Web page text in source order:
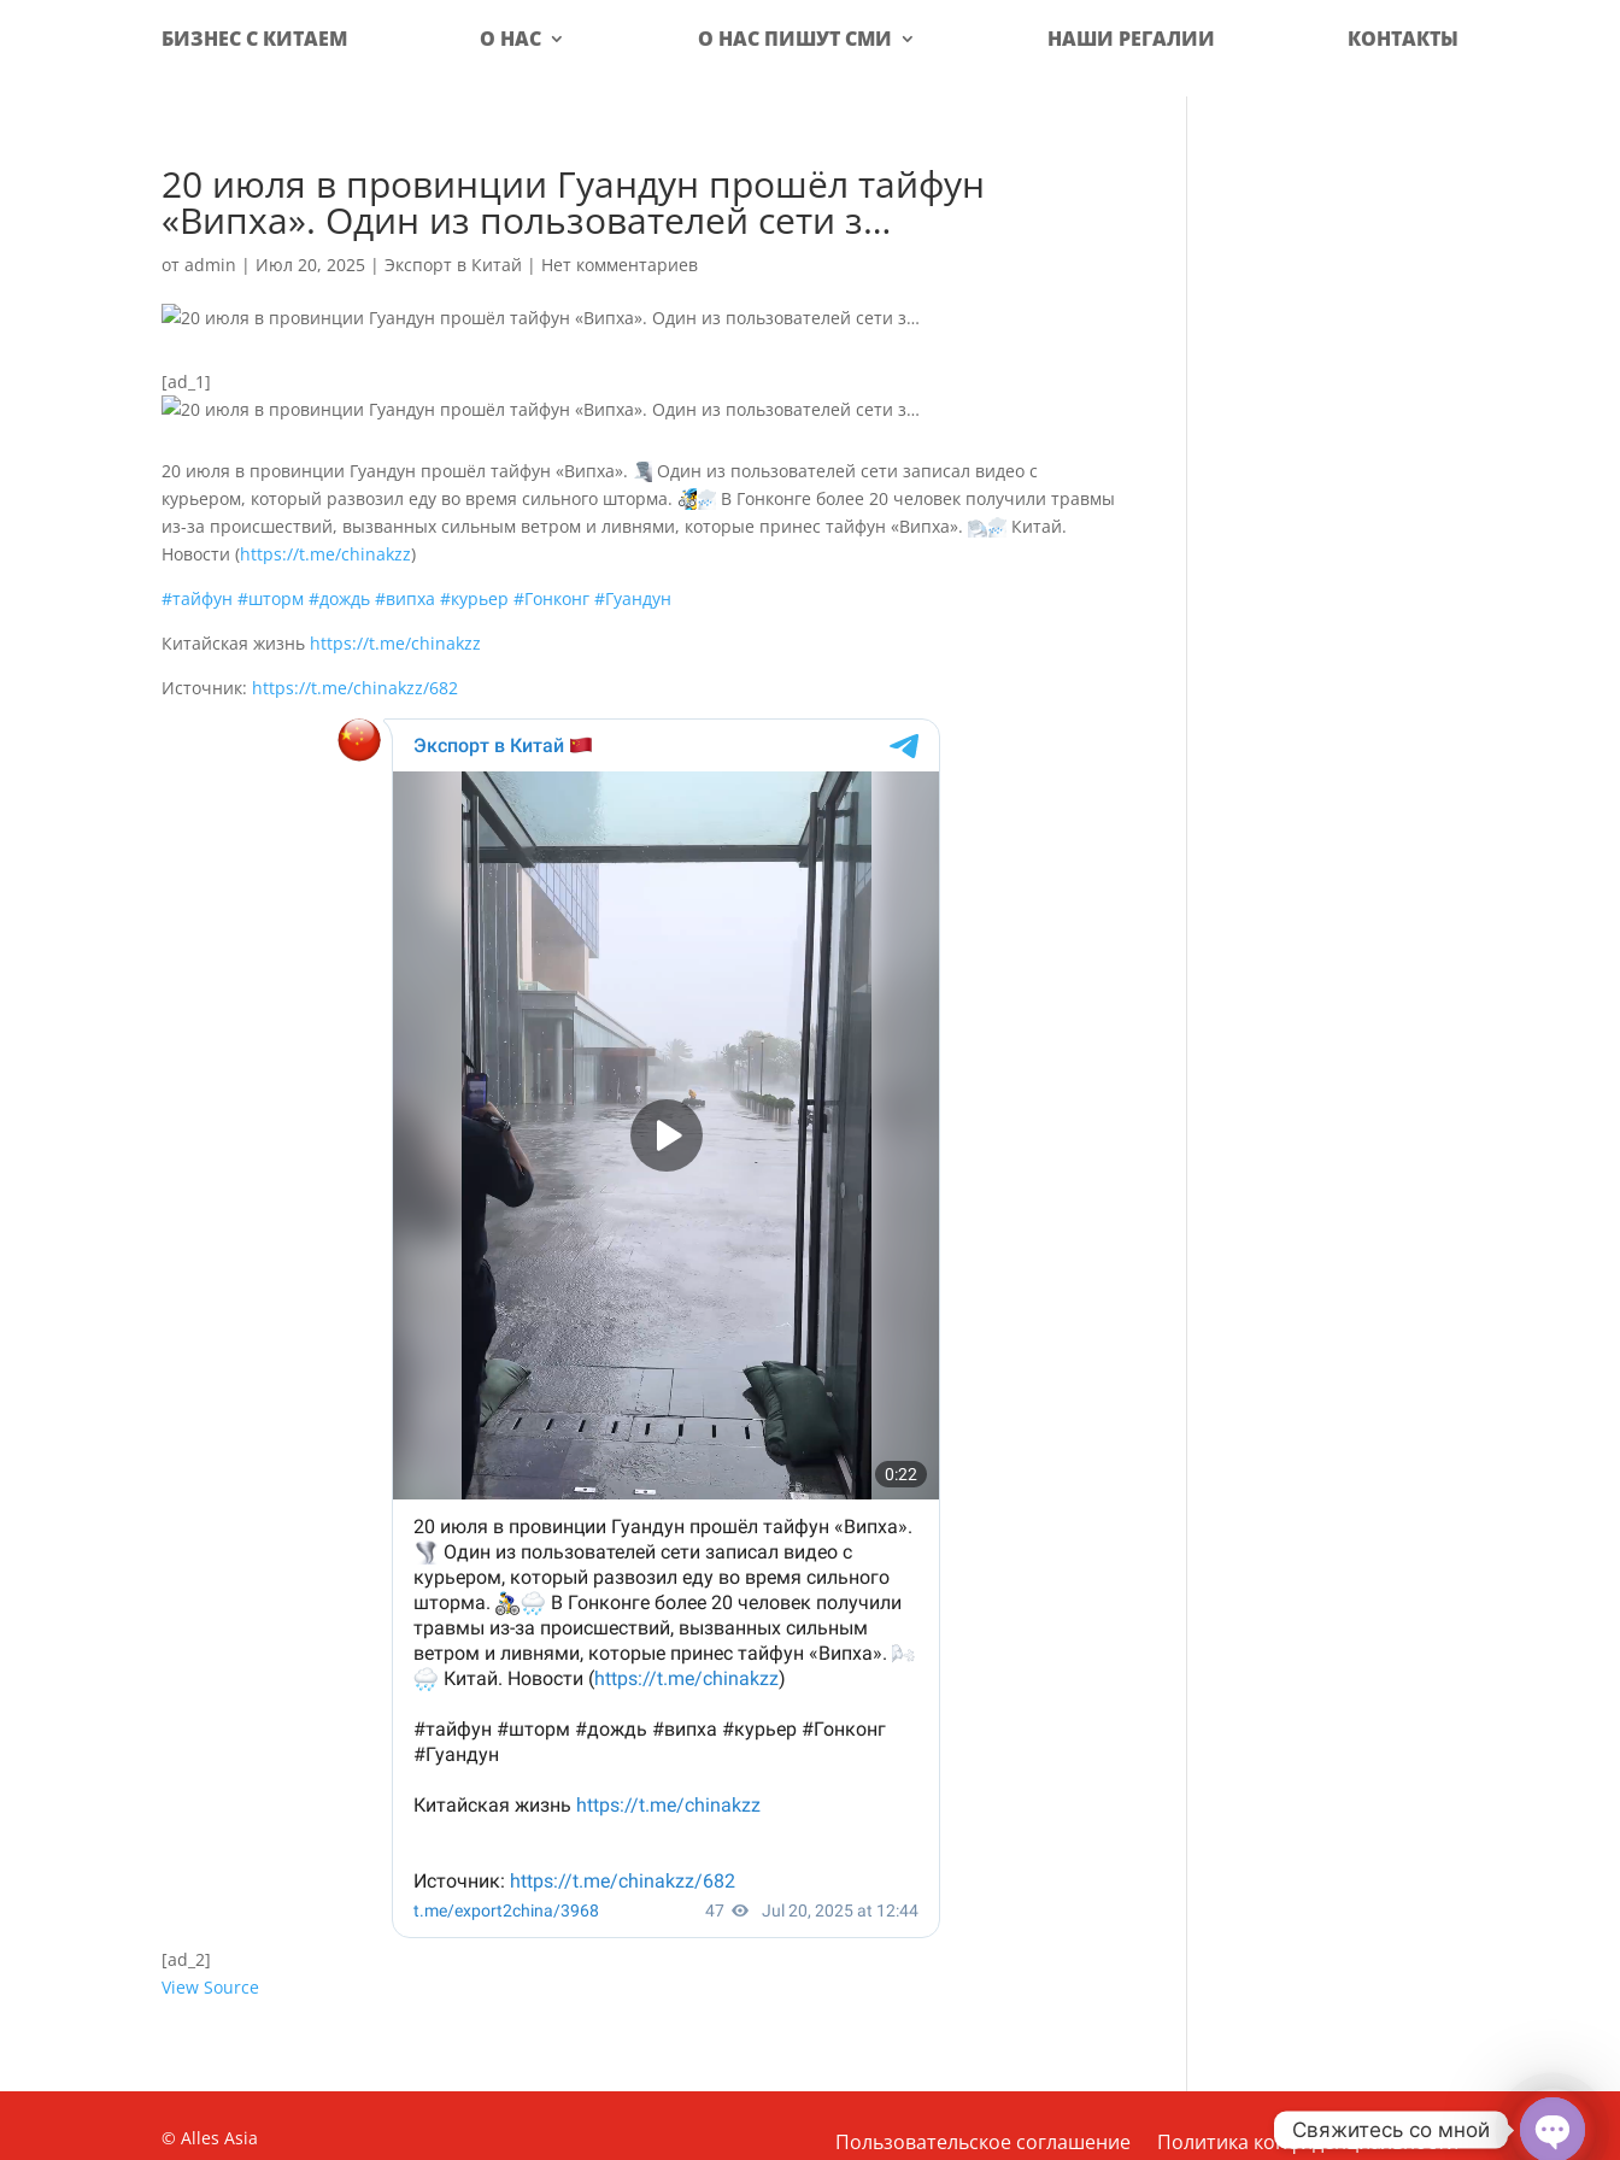
БИЗНЕС С КИТАЕМ О НАС О НАС ПИШУТ СМИ НАШИ РЕГАЛИИ КОНТАКТЫ
20 июля в провинции Гуандун прошёл тайфун
«Випха». Один из пользователей сети з…
отadmin | Июл 20, 2025 |Экспорт в Китай | Нет комментариев
[ad_1]
20 июля в провинции Гуандун прошёл тайфун «Випха».
Один из пользователей сети записал видео с
курьером, который развозил еду во время сильного шторма.
В Гонконге более 20 человек получили травмы
из-за происшествий, вызванных сильным ветром и ливнями, которые принес тайфун «Випха».
Китай.
Новости (https://t.me/chinakzz)
#тайфун #шторм #дождь #випха #курьер #Гонконг #Гуандун
Китайская жизнь https://t.me/chinakzz
Источник: https://t.me/chinakzz/682
[ad_2]
View Source
© Alles Asia Пользовательское соглашение Политика конфиденциальности
Свяжитесь со мной